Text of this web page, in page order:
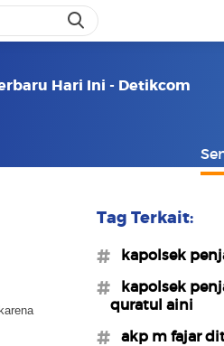
Hari Ini - Detikcom
Tag Terkait:
#kapolsek
#kapolsek
quratul aini
#akp m fajar